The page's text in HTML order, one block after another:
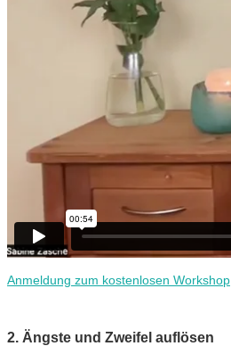
Anmeldung zum kostenlosen Workshop
2. Ängste und Zweifel auflösen